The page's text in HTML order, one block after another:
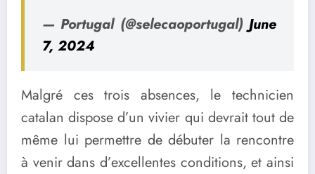
— Portugal (@selecaoportugal)June
7, 2024
Malgré ces trois absences, le technicien
catalan dispose d’un vivier qui devrait tout de
même lui permettre de débuter la rencontre
à venir dans d’excellentes conditions, et ainsi